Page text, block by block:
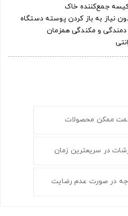
جمع‌کننده خاک
نیاز به باز کردن پوسته دستگاه
دمندگی و مکندگی همزمان
ممکن محصولات
در سریعترین زمان
در صورت عدم رضایت